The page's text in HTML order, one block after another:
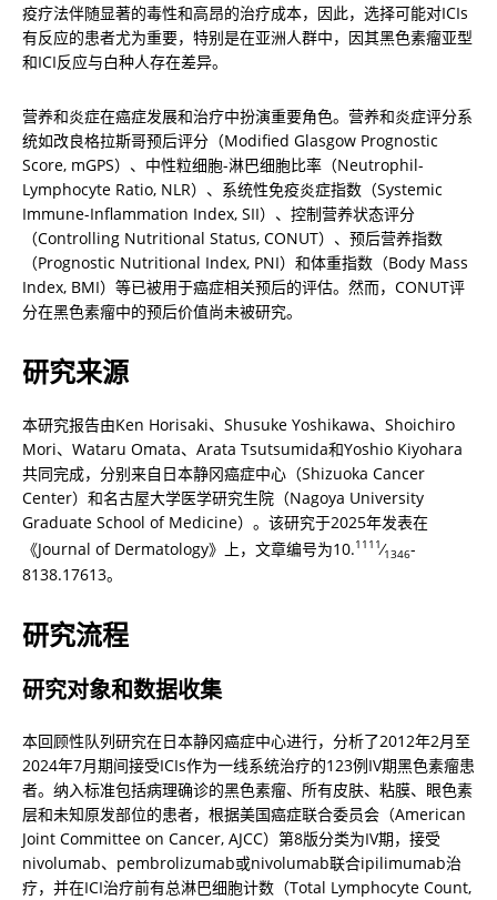
疫疗法伴随显著的毒性和高昂的治疗成本，因此，选择可能对ICIs
有反应的患者尤为重要，特别是在亚洲人群中，因其黑色素瘤亚型
和ICI反应与白种人存在差异。
营养和炎症在癌症发展和治疗中扮演重要角色。营养和炎症评分系
统如改良格拉斯哥预后评分（Modified Glasgow Prognostic
Score, mGPS）、中性粒细胞-淋巴细胞比率（Neutrophil-
Lymphocyte Ratio, NLR）、系统性免疫炎症指数（Systemic
Immune-Inflammation Index, SII）、控制营养状态评分
（Controlling Nutritional Status, CONUT）、预后营养指数
（Prognostic Nutritional Index, PNI）和体重指数（Body Mass
Index, BMI）等已被用于癌症相关预后的评估。然而，CONUT评
分在黑色素瘤中的预后价值尚未被研究。
研究来源
本研究报告由Ken Horisaki、Shusuke Yoshikawa、Shoichiro
Mori、Wataru Omata、Arata Tsutsumida和Yoshio Kiyohara
共同完成，分别来自日本静冈癌症中心（Shizuoka Cancer
Center）和名古屋大学医学研究生院（Nagoya University
Graduate School of Medicine）。该研究于2025年发表在
《Journal of Dermatology》上，文章编号为10.1111⁄1346-
8138.17613。
研究流程
研究对象和数据收集
本回顾性队列研究在日本静冈癌症中心进行，分析了2012年2月至
2024年7月期间接受ICIs作为一线系统治疗的123例IV期黑色素瘤患
者。纳入标准包括病理确诊的黑色素瘤、所有皮肤、粘膜、眼色素
层和未知原发部位的患者，根据美国癌症联合委员会（American
Joint Committee on Cancer, AJCC）第8版分类为IV期，接受
nivolumab、pembrolizumab或nivolumab联合ipilimumab治
疗，并在ICI治疗前有总淋巴细胞计数（Total Lymphocyte Count,